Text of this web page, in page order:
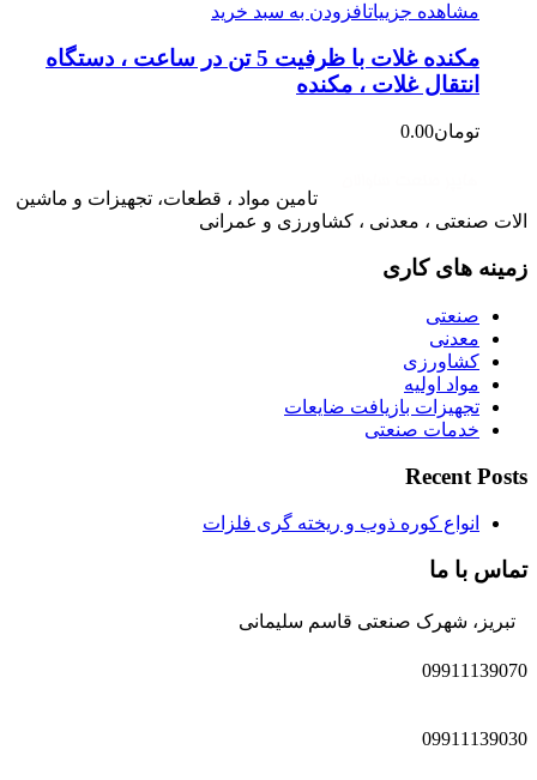
مشاهده جزییاتافزودن به سبد خرید
مکنده غلات با ظرفیت 5 تن در ساعت ، دستگاه
انتقال غلات ، مکنده
تومان0.00
تامین مواد ، قطعات، تجهیزات و ماشین
الات صنعتی ، معدنی ، کشاورزی و عمرانی
زمینه های کاری
صنعتی
معدنی
کشاورزی
مواد اولیه
تجهیزات بازیافت ضایعات
خدمات صنعتی
Recent Posts
انواع کوره ذوب و ریخته گری فلزات
تماس با ما
تبریز، شهرک صنعتی قاسم سلیمانی
09911139070
09911139030